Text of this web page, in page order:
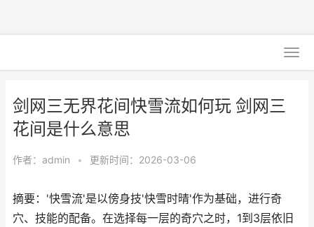
剑网三无界花间快雪流如何玩 剑网三
花间是什么意思
作者： admin • 更新时间：2026-03-06
摘要：'快雪流'是以傍身技'快雪时晴'作为基础，进行奇
穴、技能的配备。在选择每一层的奇穴之时，1到3层依旧